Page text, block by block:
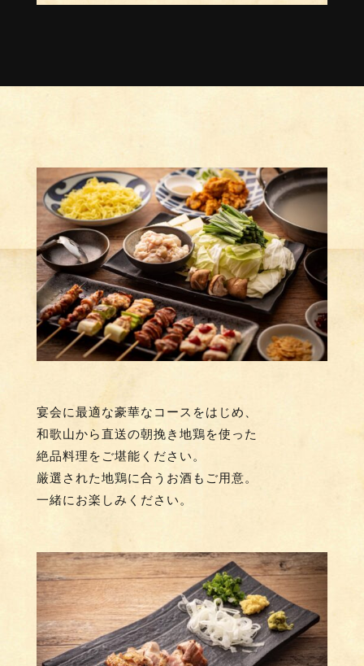
宴会に最適な豪華なコースをはじめ、
和歌山から直送の朝挽き地鶏を使った
絶品料理をご堪能ください。
厳選された地鶏に合うお酒もご用意。
一緒にお楽しみください。